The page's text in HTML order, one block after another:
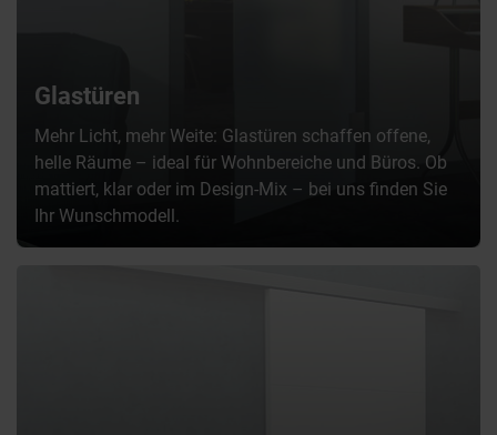
Glastüren
Mehr Licht, mehr Weite: Glastüren schaffen offene,
helle Räume – ideal für Wohnbereiche und Büros. Ob
mattiert, klar oder im Design-Mix – bei uns finden Sie
Ihr Wunschmodell.